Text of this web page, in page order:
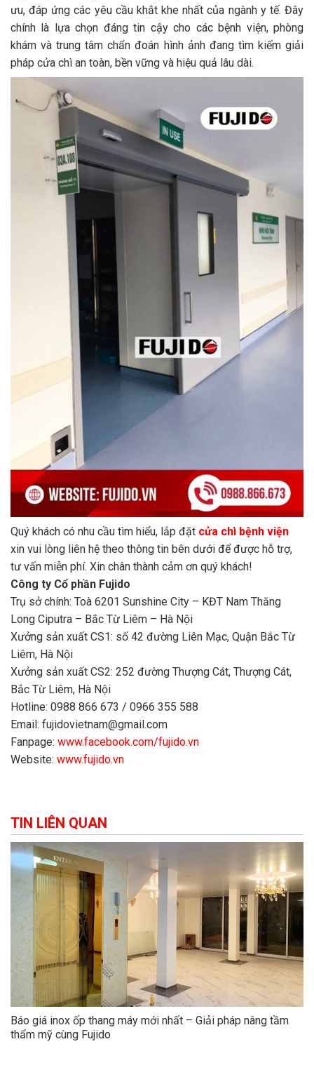
ưu, đáp ứng các yêu cầu khắt khe nhất của ngành y tế. Đây
chính là lựa chọn đáng tin cậy cho các bệnh viện, phòng
khám và trung tâm chẩn đoán hình ảnh đang tìm kiếm giải
pháp cửa chì an toàn, bền vững và hiệu quả lâu dài.
Quý khách có nhu cầu tìm hiểu, lắp đặt cửa chì bệnh viện
xin vui lòng liên hệ theo thông tin bên dưới để được hỗ trợ,
tư vấn miễn phí. Xin chân thành cảm ơn quý khách!
Công ty Cổ phần Fujido
Trụ sở chính: Toà 6201 Sunshine City – KĐT Nam Thăng
Long Ciputra – Bắc Từ Liêm – Hà Nội
Xưởng sản xuất CS1: số 42 đường Liên Mạc, Quận Bắc Từ
Liêm, Hà Nội
Xưởng sản xuất CS2: 252 đường Thượng Cát, Thượng Cát,
Bắc Từ Liêm, Hà Nội
Hotline: 0988 866 673 / 0966 355 588
Email: fujidovietnam@gmail.com
Fanpage: www.facebook.com/fujido.vn
Website: www.fujido.vn
TIN LIÊN QUAN
Báo giá inox ốp thang máy mới nhất – Giải pháp nâng tầm
thẩm mỹ cùng Fujido